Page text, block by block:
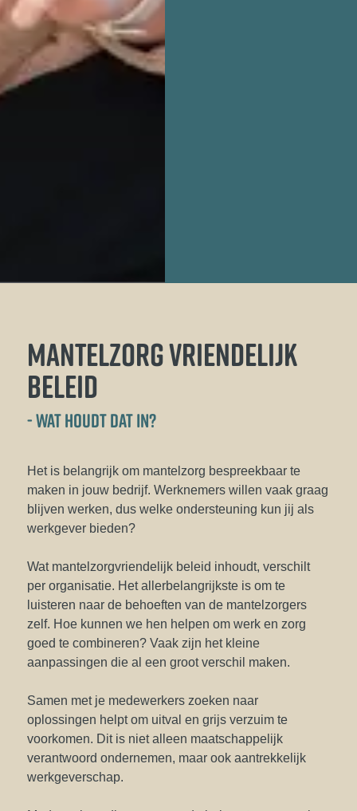
MANTELZORG VRIENDELIJK
BELEID
- WAT HOUDT DAT IN?
Het is belangrijk om mantelzorg bespreekbaar te
maken in jouw bedrijf. Werknemers willen vaak graag
blijven werken, dus welke ondersteuning kun jij als
werkgever bieden?
Wat mantelzorgvriendelijk beleid inhoudt, verschilt
per organisatie. Het allerbelangrijkste is om te
luisteren naar de behoeften van de mantelzorgers
zelf. Hoe kunnen we hen helpen om werk en zorg
goed te combineren? Vaak zijn het kleine
aanpassingen die al een groot verschil maken.
Samen met je medewerkers zoeken naar
oplossingen helpt om uitval en grijs verzuim te
voorkomen. Dit is niet alleen maatschappelijk
verantwoord ondernemen, maar ook aantrekkelijk
werkgeverschap.